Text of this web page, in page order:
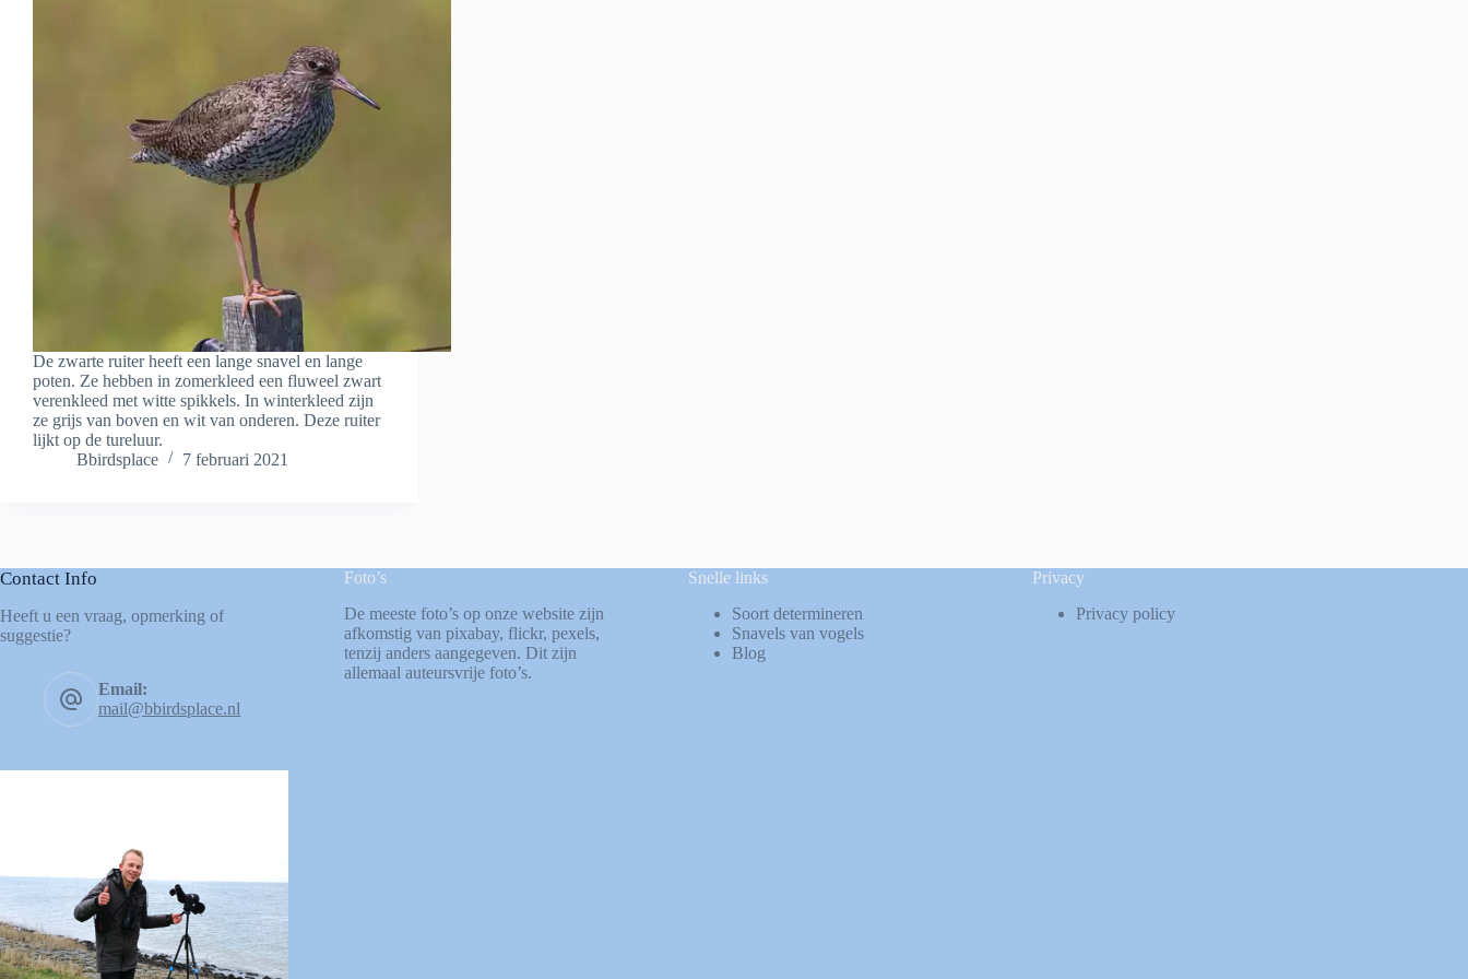
De zwarte ruiter heeft een lange snavel en lange
poten. Ze hebben in zomerkleed een fluweel zwart
verenkleed met witte spikkels. In winterkleed zijn
ze grijs van boven en wit van onderen. Deze ruiter
lijkt op de tureluur.
Bbirdsplace
7 februari 2021
Contact Info
Heeft u een vraag, opmerking of
suggestie?
Email:
mail@bbirdsplace.nl
Foto’s
De meeste foto’s op onze website zijn
afkomstig van pixabay, flickr, pexels,
tenzij anders aangegeven. Dit zijn
allemaal auteursvrije foto’s.
Snelle links
Soort determineren
Snavels van vogels
Blog
Privacy
Privacy policy